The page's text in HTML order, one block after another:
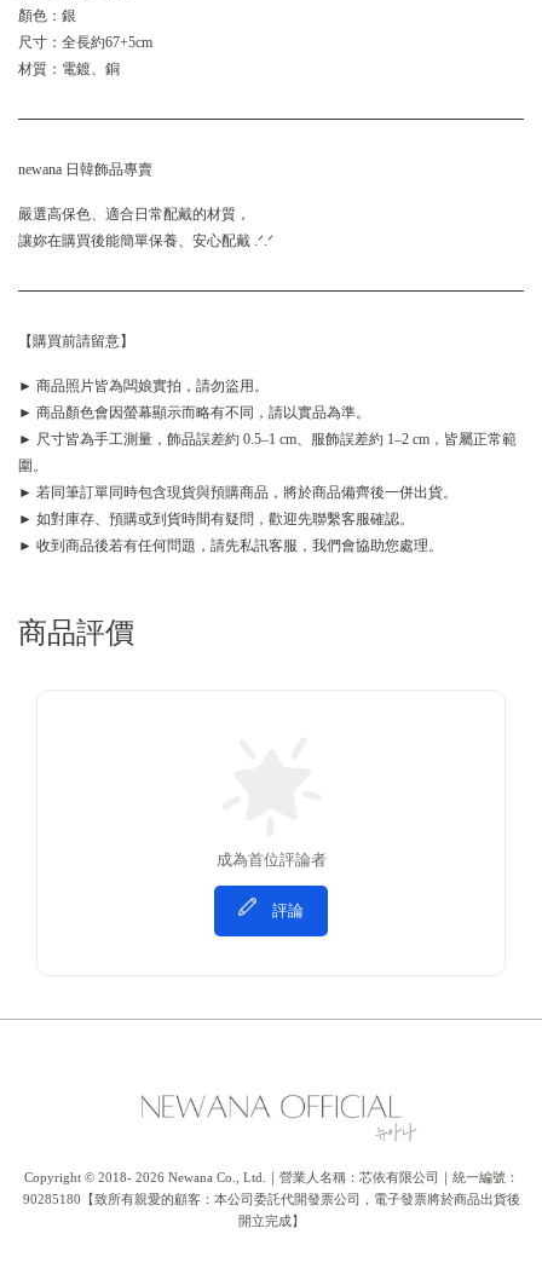
顏色：銀
尺寸：全長約67+5cm
材質：電鍍、銅
newana 日韓飾品專賣
嚴選高保色、適合日常配戴的材質，
讓妳在購買後能簡單保養、安心配戴 .ᐟ.ᐟ
【購買前請留意】
► 商品照片皆為闆娘實拍，請勿盜用。
► 商品顏色會因螢幕顯示而略有不同，請以實品為準。
► 尺寸皆為手工測量，飾品誤差約 0.5–1 cm、服飾誤差約 1–2 cm，皆屬正常範
圍。
► 若同筆訂單同時包含現貨與預購商品，將於商品備齊後一併出貨。
► 如對庫存、預購或到貨時間有疑問，歡迎先聯繫客服確認。
► 收到商品後若有任何問題，請先私訊客服，我們會協助您處理。
商品評價
成為首位評論者
評論
Copyright © 2018- 2026 Newana Co., Ltd.｜營業人名稱：芯依有限公司｜統一編號：
90285180【致所有親愛的顧客：本公司委託代開發票公司，電子發票將於商品出貨後
開立完成】